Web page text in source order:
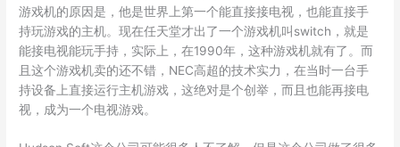
游戏机的原因是，他是世界上第一个能直接接电视，也能直接手
持玩游戏的主机。现在任天堂才出了一个游戏机叫switch，就是
能接电视能玩手持，实际上，在1990年，这种游戏机就有了。而
且这个游戏机卖的还不错，NEC高超的技术实力，在当时一台手
持设备上直接运行主机游戏，这绝对是个创举，而且也能再接电
视，成为一个电视游戏。